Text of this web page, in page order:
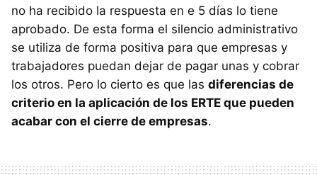
no ha recibido la respuesta en e 5 días lo tiene
aprobado. De esta forma el silencio administrativo
se utiliza de forma positiva para que empresas y
trabajadores puedan dejar de pagar unas y cobrar
los otros. Pero lo cierto es que las diferencias de
criterio en la aplicación de los ERTE que pueden
acabar con el cierre de empresas.